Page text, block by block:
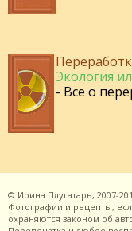
Экология
- Все о
© Ирина Плугатарь, 2007-
Фотографии и рецепты,
охраняются законом об